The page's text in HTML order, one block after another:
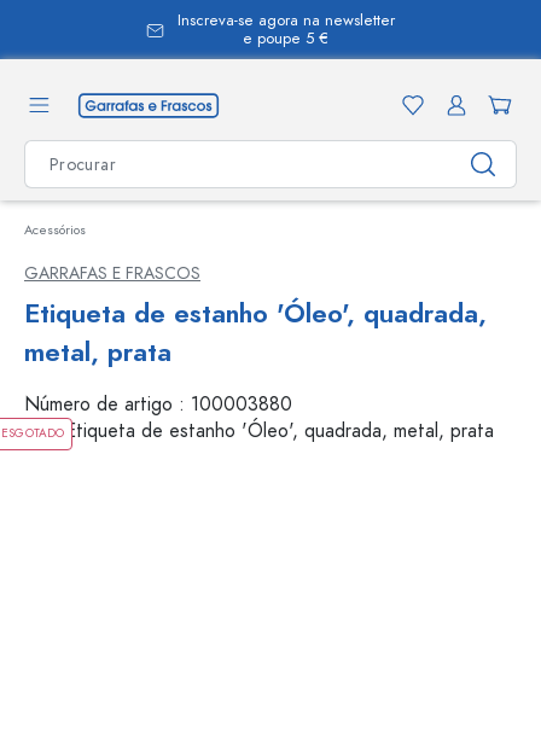
Inscreva-se agora na newsletter
e poupe 5 €
Acessórios
GARRAFAS E FRASCOS
Etiqueta de estanho 'Óleo', quadrada,
metal, prata
Número de artigo : 100003880
ESGOTADO